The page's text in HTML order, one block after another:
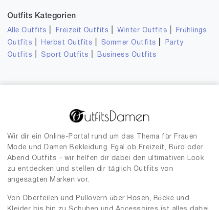
Outfits Kategorien
Alle Outfits Freizeit Outfits |Winter Outfits
Frühlings
Outfits
Herbst Outfits Sommer Outfits
Party
Outfits
Sport Outfits Business Outfits
Wir dir ein Online-Portal rund um das Thema für Frauen
Mode und Damen Bekleidung. Egal ob Freizeit, Büro oder
Abend Outfits - wir helfen dir dabei den ultimativen Look
zu entdecken und stellen dir täglich Outfits von
angesagten Marken vor.
Von Oberteilen und Pullovern über Hosen, Röcke und